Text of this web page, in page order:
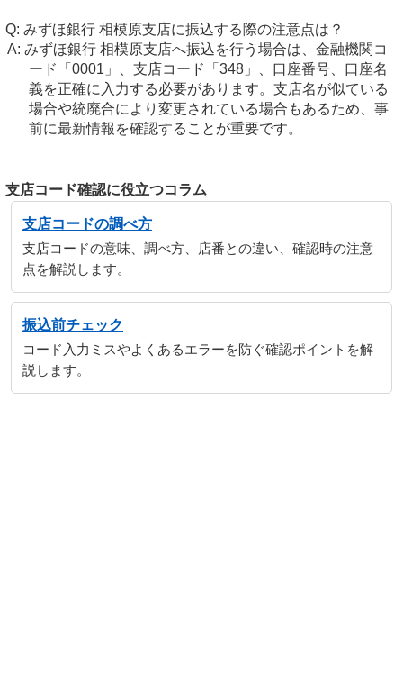
みずほ銀行 相模原支店に振込する際の注意点は？
みずほ銀行 相模原支店へ振込を行う場合は、金融機関コ
ード「0001」、支店コード「348」、口座番号、口座名
義を正確に入力する必要があります。支店名が似ている
場合や統廃合により変更されている場合もあるため、事
前に最新情報を確認することが重要です。
支店コード確認に役立つコラム
支店コードの調べ方
支店コードの意味、調べ方、店番との違い、確認時の注意
点を解説します。
振込前チェック
コード入力ミスやよくあるエラーを防ぐ確認ポイントを解
説します。